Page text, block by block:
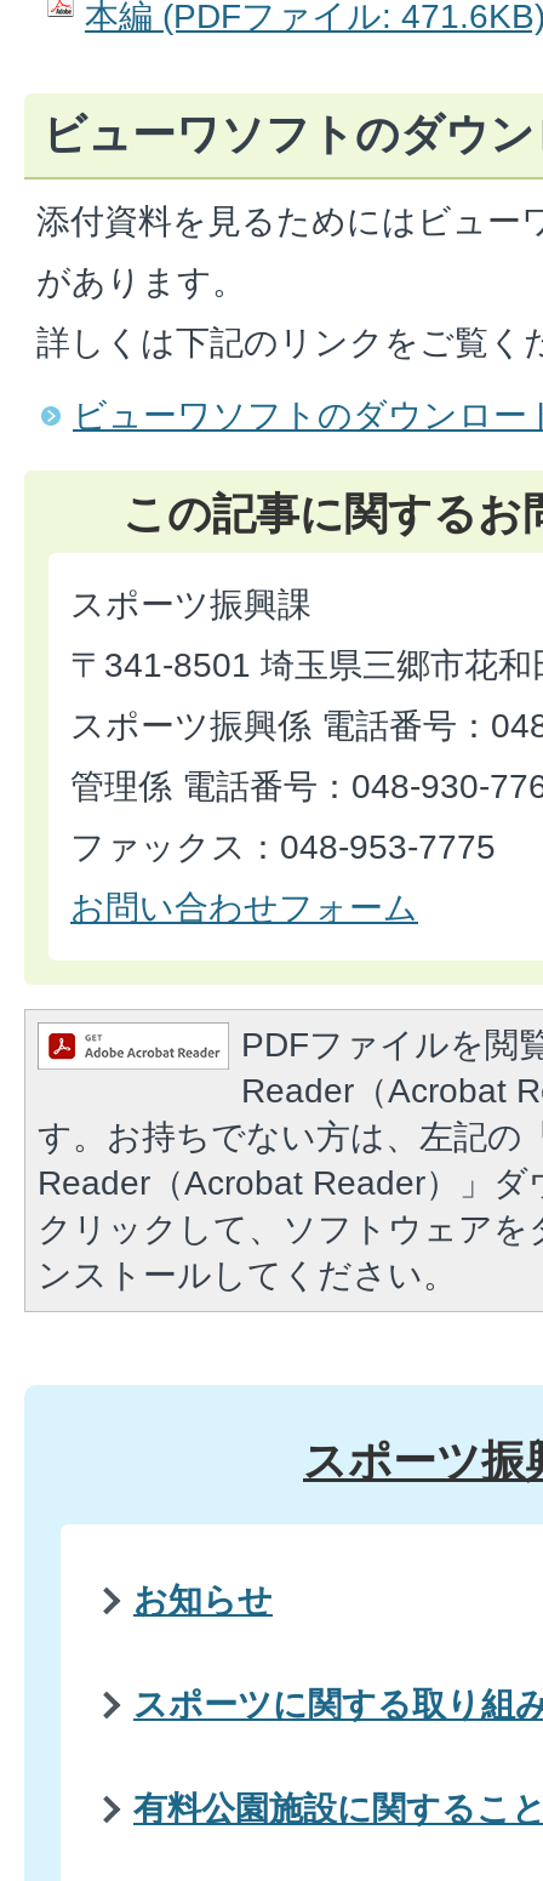
本編 (PDFファイル:
ビューワソフトのダウ
添付資料を見るためにはビュー
があります。
詳しくは下記のリンクをご覧く
ビューワソフトのダウンロー
この記事に関するお
スポーツ振興課
〒341-8501 埼玉県三郷市花
スポーツ振興係 電話番号：
管理係 電話番号：048-930-
ファックス：048-953-7775
お問い合わせフォーム
PDFファイルを閲
Reader（Acrobat
す。お持ちでない方は、左記の
Reader（Acrobat Reader）」
クリックして、ソフトウェア
ンストールしてください。
スポーツ振
お知らせ
スポーツに関する取り組
有料公園施設に関するこ